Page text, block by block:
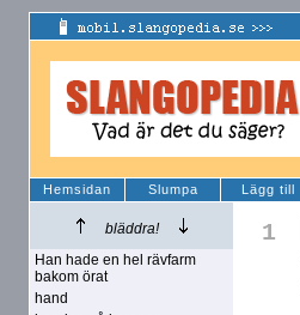
Hemsidan Slumpa Lägg till
bläddra!
Han hade en hel rävfarm
bakom örat
hand
1